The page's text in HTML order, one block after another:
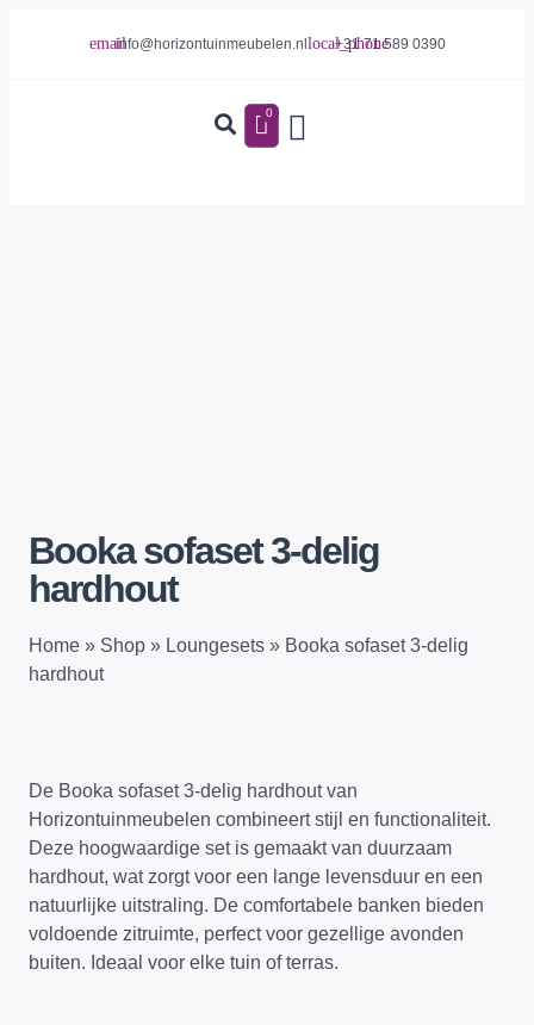
info@horizontuinmeubelen.nl +31 71 589 0390
0
Booka sofaset 3-delig
hardhout
Home » Shop » Loungesets » Booka sofaset 3-delig
hardhout
De Booka sofaset 3-delig hardhout van
Horizontuinmeubelen combineert stijl en functionaliteit.
Deze hoogwaardige set is gemaakt van duurzaam
hardhout, wat zorgt voor een lange levensduur en een
natuurlijke uitstraling. De comfortabele banken bieden
voldoende zitruimte, perfect voor gezellige avonden
buiten. Ideaal voor elke tuin of terras.